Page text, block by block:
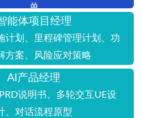
单
能体项目经理
计划、里程碑管理计划、功
方案、风险应对策略
AI产品经理
说明书、多轮交互UE设
、对话流程原型